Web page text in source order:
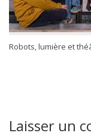
Robots, lumière et
Laisser un